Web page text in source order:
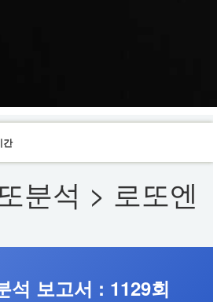
간
분석 > 로또엔
석 보고서 : 1129회